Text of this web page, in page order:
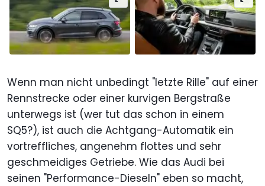
Wenn man nicht unbedingt "letzte Rille" auf einer
Rennstrecke oder einer kurvigen Bergstraße
unterwegs ist (wer tut das schon in einem
SQ5?), ist auch die Achtgang-Automatik ein
vortreffliches, angenehm flottes und sehr
geschmeidiges Getriebe. Wie das Audi bei
seinen "Performance-Dieseln" eben so macht,